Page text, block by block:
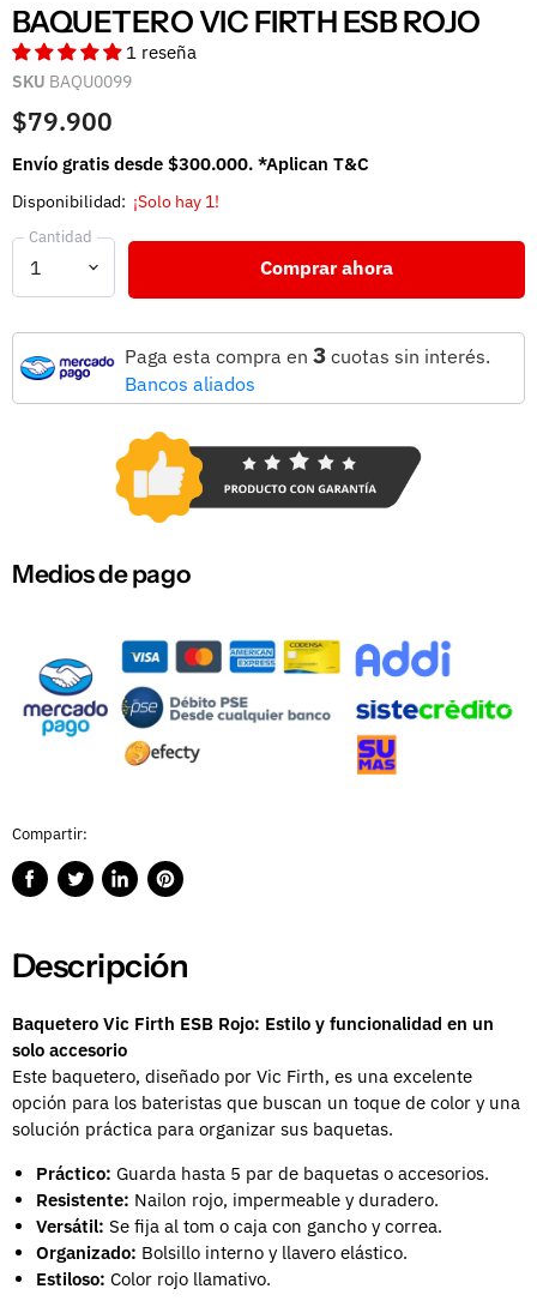
BAQUETERO VIC FIRTH ESB ROJO
1 reseña
SKU BAQU0099
$79.900
Envío gratis desde $300.000. *Aplican T&C
Disponibilidad: ¡Solo hay 1!
Cantidad
Comprar ahora
Paga esta compra en 3 cuotas sin interés.
Bancos aliados
Medios de pago
Compartir:
CompartirPublicarCompartirGuardar
Descripción
Baquetero Vic Firth ESB Rojo: Estilo y funcionalidad en un
solo accesorio
Este baquetero, diseñado por Vic Firth, es una excelente
opción para los bateristas que buscan un toque de color y una
solución práctica para organizar sus baquetas.
Práctico: Guarda hasta 5 par de baquetas o accesorios.
Resistente: Nailon rojo, impermeable y duradero.
Versátil: Se fija al tom o caja con gancho y correa.
Organizado: Bolsillo interno y llavero elástico.
Estiloso: Color rojo llamativo.